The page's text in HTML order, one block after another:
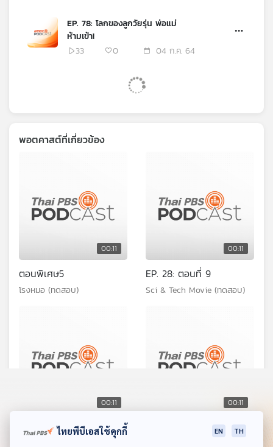
EP. 78: โลกของลูกวัยรุ่น พ่อแม่
ห้ามเข้า!
33
0 04 ก.ค. 64
พอตคาสต์ที่เกี่ยวข้อง
00:11
ตอนพิเศษ5
โรงหมอ (ทดสอบ)
00:11
EP. 28: ตอนที่ 9
Sci & Tech Movie (ทดสอบ)
00:11
"ทดสอบ?' มีอักขระพิเศษ
00:11
ไทยพีบีเอสใช้คุกกี้ EN TH